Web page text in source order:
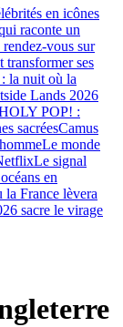
en icônes
raconte un
vous sur
ses
la nuit où la
Lands 2026
POP! :
sacréesCamus
Le monde
Le signal
en
la France lèvera
sacre le virage